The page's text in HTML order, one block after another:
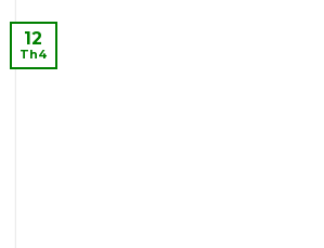
12
Th4